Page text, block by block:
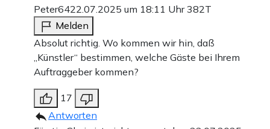
Peter6422.07.2025 um 18:11 Uhr382T
Melden
Absolut richtig. Wo kommen wir hin, daß
„Künstler“ bestimmen, welche Gäste bei Ihrem
Auftraggeber kommen?
17
Antworten